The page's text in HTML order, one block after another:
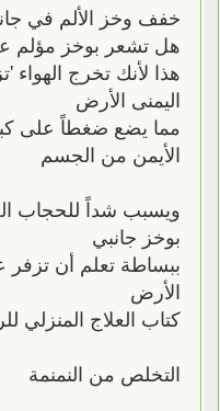
خفف وخز الألم في
هل تشعر بوخز مؤلم
هذا لأنك تخرج
اليمنى الأرض
مما يضع ضغطاً على
الأيمن من الجسم
ويسبب شداً للحجاب
بوخز جانبي
ببساطة تعلم أن
الأرض
كتاب العلاج المنزلي
التخلص من النمنمة